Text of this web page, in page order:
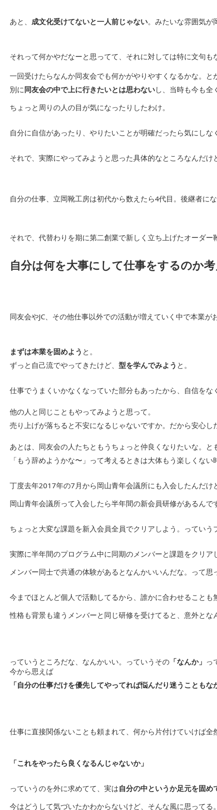
あと、 成文化受けてないと一人前じゃない。みたいな雰囲気が
それって何かやだなーと思ってて、それに対しては特に文句も
一回受けたらなんか同友会でも何かがやりやすくなるかな。と
別に同友会の中で上に行きたいとは思わないし、当時も今も全
ちょっと周りの人の目が気になったりしたわけ。
自分に自信があったり、やりたいことが明確だったら気にしな
それで、実際にやってみようと思った具体的なところなんだけ
自分の仕事、立岡靴工房は初代から数えたら4代目。後継者に
それで、代替わりを期に第二創業で新しく立ち上げたオーダー
自分は何を大事にして仕事をするのか
同友会やJC、その他仕事以外での活動が増えていく中で本業が
まずは本業を固めよう と。
ずっと自己流でやってきたけど、 型を学んでみよう と。
仕事でうまくいかなくなっていた部分もあったから、自信をな
他の人と同じこともやってみようと思って。
売り上げが落ちると不安になるじゃないですか。だから安心し
あとは、同友会の人たちともうちょっと仲良くなりたいな。と
「もう辞めようかな〜」って考えるときは大体もう楽しくな
丁度去年2017年の7月から岡山青年会議所にも入会したんだけ
岡山青年会議所って入会したら半年間の新会員研修があるんで
ちょっと大変な課題を新入会員全員でクリアしよう。っていう
実際に半年間のプログラム中に同期のメンバーと課題をクリ
メンバー同士で共通の体験があるとなんかいいんだな。って思
今までほとんど個人で活動してるから、誰かに合わせることも
性格も背景も違うメンバーと同じ研修を受けてると、意外とな
っていうところだな、なんかいい。っていうその 「なんか」 っ
今から思えば
「自分の仕事だけを優先してやってれば悩んだり迷うこともな
仕事に直接関係ないことも頼まれて、何から片付けていけば
「これをやったら良くなるんじゃないか」
っていうのを外に求めてて、実は自分の中というか足元を固
今はどうして気づいたかわからないけど、そんな風に思って